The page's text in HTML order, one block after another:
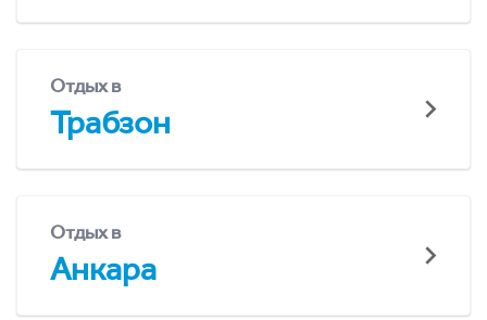
Отдых в
Трабзон
Отдых в
Анкара